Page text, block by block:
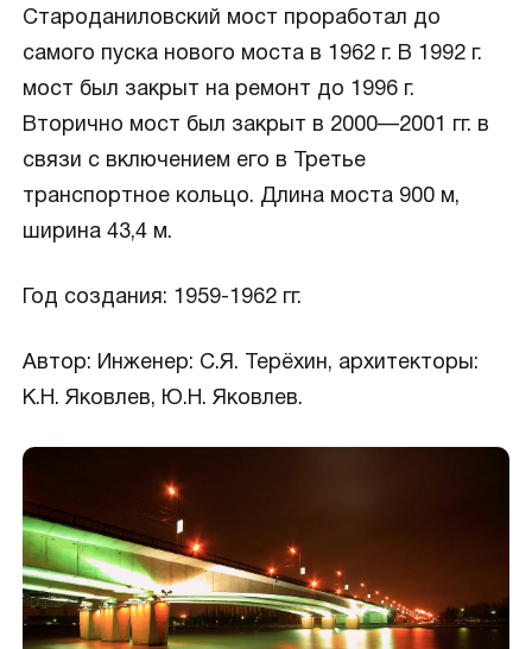
Староданиловский мост проработал до
самого пуска нового моста в 1962 г. В 1992 г.
мост был закрыт на ремонт до 1996 г.
Вторично мост был закрыт в 2000—2001 гг. в
связи с включением его в Третье
транспортное кольцо. Длина моста 900 м,
ширина 43,4 м.
Год создания: 1959-1962 гг.
Автор: Инженер: С.Я. Терёхин, архитекторы:
К.Н. Яковлев, Ю.Н. Яковлев.